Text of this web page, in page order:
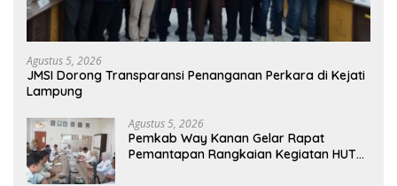
Agustus 5, 2026
JMSI Dorong Transparansi Penanganan Perkara di Kejati
Lampung
Agustus 5, 2026
Pemkab Way Kanan Gelar Rapat
Pemantapan Rangkaian Kegiatan HUT